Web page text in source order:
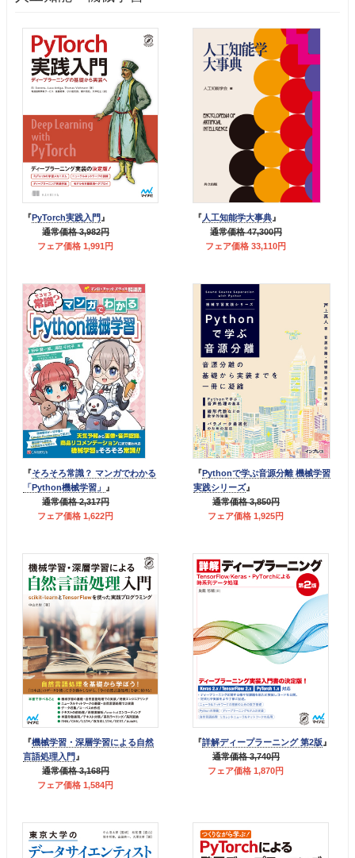
『PyTorch実践入門 』
通常価格 3,982円
フェア価格 1,991円
『人工知能学大事典 』
通常価格 47,300円
フェア価格 33,110円
『そろそろ常識？ マンガでわかる
「Python機械学習」
』
通常価格 2,317円
フェア価格 1,622円
『Pythonで学ぶ音源分離 機械学習
実践シリーズ』
通常価格 3,850円
フェア価格 1,925円
『機械学習・深層学習による自然
言語処理入門 』
通常価格 3,168円
フェア価格 1,584円
『詳解ディープラーニング 第2版 』
通常価格 3,740円
フェア価格 1,870円